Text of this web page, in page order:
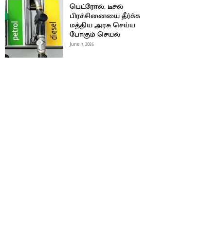
பெட்ரோல், டீசல்
பிரச்சினையை தீர்க்க
மத்திய அரசு செய்ய
போகும் செயல்
June 7, 2026